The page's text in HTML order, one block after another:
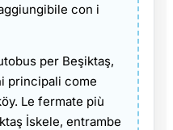
con i
per Beşiktaş,
principali come
Le fermate più
İskele, entrambe